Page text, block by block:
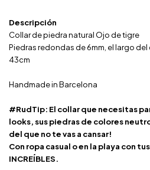
Descripción
Collar de piedra natural Ojo de tigre
Piedras redondas de 6mm, el largo
43cm
Handmade in Barcelona
#RudTip: El collar que necesitas
looks, sus piedras de colores
del que no te vas a cansar!
Con ropa casual o en la playa con
INCREÍBLES.